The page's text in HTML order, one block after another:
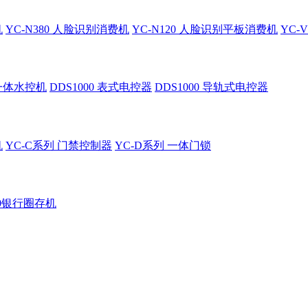
YC-N380 人脸识别消费机 YC-N120 人脸识别平板消费机 YC-
体水控机 DDS1000 表式电控器 DDS1000 导轨式电控器
YC-C系列 门禁控制器 YC-D系列 一体门锁
行圈存机